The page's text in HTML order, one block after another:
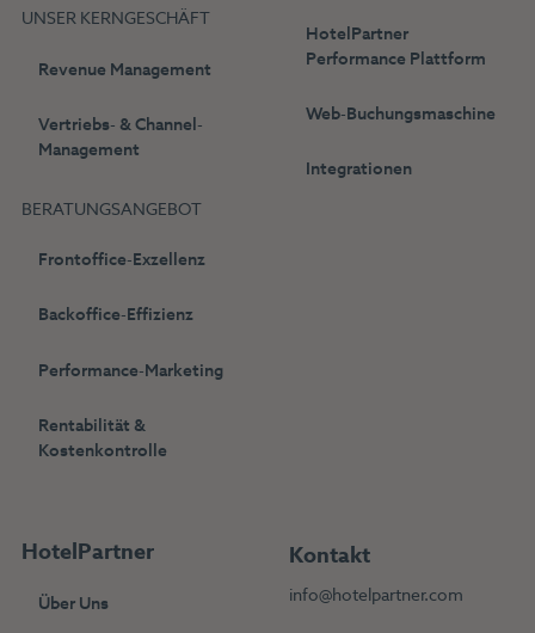
UNSER KERNGESCHÄFT
Revenue Management
Vertriebs- & Channel-
Management
BERATUNGSANGEBOT
Frontoffice-Exzellenz
Backoffice-Effizienz
Performance-Marketing
Rentabilität &
Kostenkontrolle
HotelPartner
Performance Plattform
Web-Buchungsmaschine
Integrationen
HotelPartner
Über Uns
Kontakt
info@hotelpartner.com